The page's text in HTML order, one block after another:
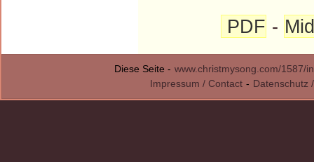
PDF -
Diese Seite - www.christmysong.com/1587/
Impressum / Contact - Datenschutz